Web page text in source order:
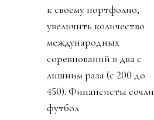
к своему портфолио,
увеличить количество
международных
соревнований в два с
лишним раза (с 200 до
450). Финансисты сочли
футбол